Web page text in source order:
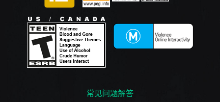
常见问题解答